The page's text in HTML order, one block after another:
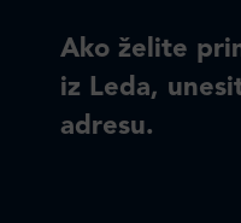
Ako želite
iz Leda,
adresu.